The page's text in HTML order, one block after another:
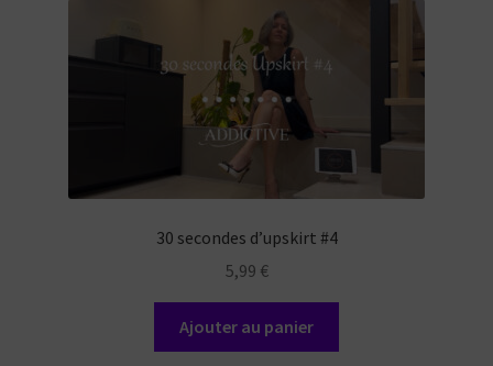
30 secondes d’upskirt #4
5,99 €
Ajouter au panier